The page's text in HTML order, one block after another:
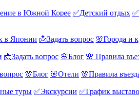
в Южной Корее ✅Детский отдых
в Японии 📩Задать вопрос 🌸Города и
📩Задать вопрос 🌸Блог 🌸 Правила
🌸Блог 🌸Отели 🌸Правила
туры ✅Экскурсии ✅График